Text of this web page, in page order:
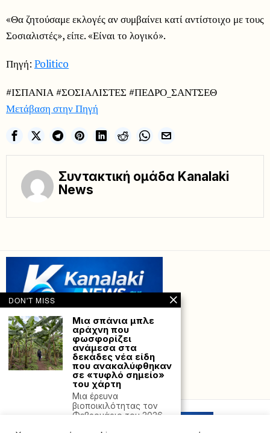
«Θα ζητούσαμε εκλογές αν συμβαίνει κατί αντίστοιχο με τους
Σοσιαλιστές», είπε. «Είναι το λογικό».
Πηγή: Politico
#ΙΣΠΑΝΙΑ #ΣΟΣΙΑΛΙΣΤΕΣ #ΠΕΔΡΟ_ΣΑΝΤΣΕΘ
Μετάβαση στην Πηγή
Συντακτική ομάδα Kanalaki
News
by Hostville”)
DON'T MISS
Μια σπάνια μπλε
αράχνη που
φωσφορίζει
ανάμεσα στα
δεκάδες νέα είδη
που ανακαλύφθηκαν
σε «τυφλό σημείο»
του χάρτη
Μια έρευνα
βιοποικιλότητας τον
Φεβρουάριο του 2026